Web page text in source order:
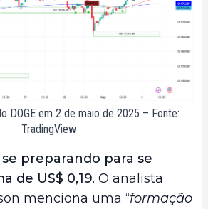
DOGE em 2 de maio de 2025 – Fonte:
TradingView
preparando para se
de US$ 0,19. O analista
menciona uma “formação